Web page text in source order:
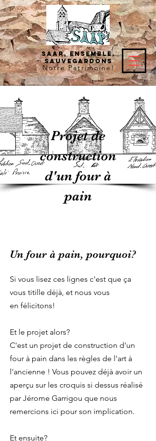
SAAP, Ensemble,
Sauvegardons
NotrePatrimoine!
Projet de
construction
d'un four à
pain
Un four à pain, pourquoi?
Si vous lisez ces lignes c'est que ça
vous titille déjà, et nous vous
en félicitons!
Et le projet alors?
C'est un projet de construction d'un
four à pain dans les règles de l'art à
l'ancienne ! Vous pouvez déjà avoir un
aperçu sur les croquis si dessus réalisé
par Jérome Garrigou que nous
remercions ici pour son implication.
Et ensuite?